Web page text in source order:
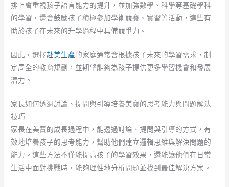
排上會重視孩子語言能力的提升，並加強數學、科學等基礎學科
的學習，還會鼓勵孩子積極參加學術競賽、實習等活動，這些有
助於孩子在未來的升學過程中具備競爭力。
因此，選擇赴美生產的家庭通常會根據孩子未來的學習需求，制
定周全的教育規劃，並期望能夠為孩子提供更多學習機會和發展
潛力。
家長如何透過討論、提問與引導培養美寶的思考能力與問題解決
技巧
家長在美寶的成長過程中，能透過討論、提問與引導的方式，有
效地培養孩子的思考能力，幫助他們建立邏輯思維與解決問題的
能力。這些方法不僅能提高孩子的學習效果，還能讓他們在日常
生活中面對挑戰時，能夠理性地分析問題並找到最佳解決方案。